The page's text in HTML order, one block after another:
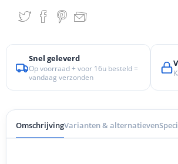
Snel geleverd
Op voorraad + voor 16u besteld =
vandaag verzonden
OmschrijvingVarianten & alternatieven